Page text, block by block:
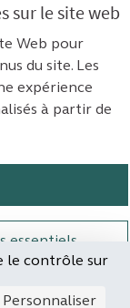
sur le site web
Web pour
du site. Les
expérience
à partir de
essentiels
de lade la
de participation
de
le contrôle sur
Personnaliser